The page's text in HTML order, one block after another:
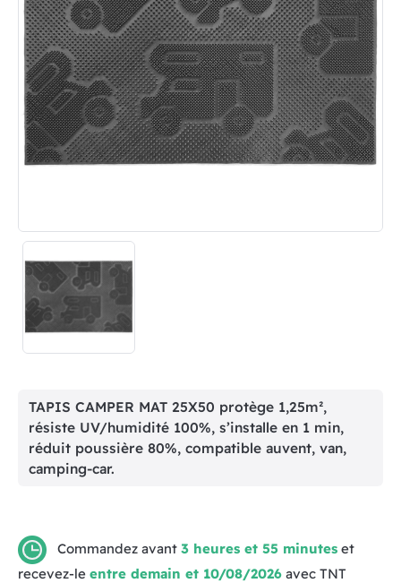
TAPIS CAMPER MAT 25X50 protège 1,25m²,
résiste UV/humidité 100%, s’installe en 1 min,
réduit poussière 80%, compatible auvent, van,
camping-car.
Commandez avant 3 heures et 55 minutes et
recevez-le entre demain et 10/08/2026 avec TNT